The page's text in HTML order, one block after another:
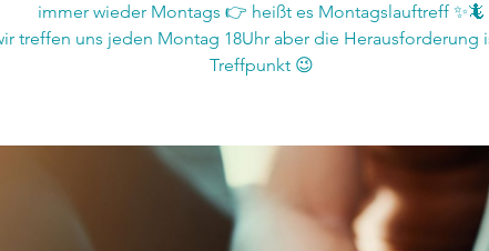
immer wieder Montags 👉 heißt es Montagslauftreff ✨🦎
treffen uns jeden Montag 18Uhr aber die Herausforderung